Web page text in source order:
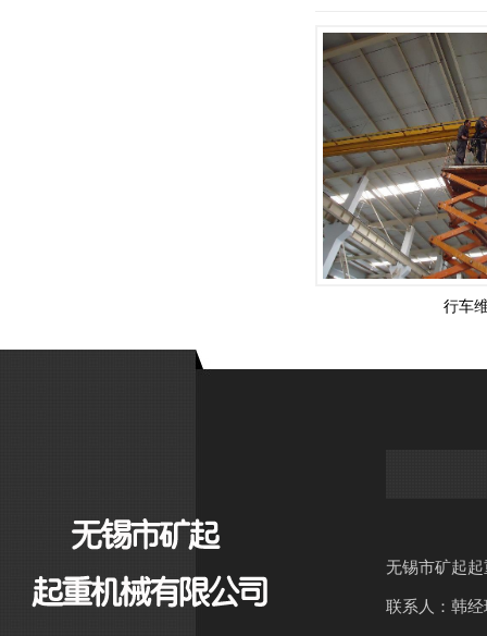
行车
无锡市矿起
联系人：韩经